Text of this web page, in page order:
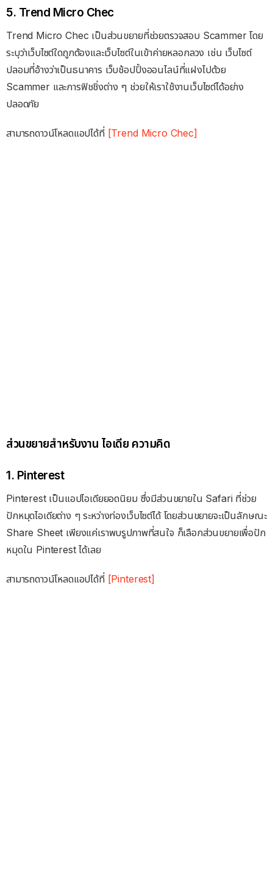
5. Trend Micro Chec
Trend Micro Chec เป็นส่วนขยายที่ช่วยตรวจสอบ Scammer โดย
ระบุว่าเว็บไซต์ใดถูกต้องและเว็บไซต์ในเข้าค่ายหลอกลวง เช่น เว็บไซต์
ปลอมที่อ้างว่าเป็นธนาคาร เว็บช้อปปิ้งออนไลน์ที่แฝงไปด้วย
Scammer และการฟิชชิ่งต่าง ๆ ช่วยให้เราใช้งานเว็บไซต์ได้อย่าง
ปลอดภัย
สามารถดาวน์โหลดแอปได้ที่ [Trend Micro Chec]
ส่วนขยายสำหรับงาน ไอเดีย ความคิด
1. Pinterest
Pinterest เป็นแอปไอเดียยอดนิยม ซึ่งมีส่วนขยายใน Safari ที่ช่วย
ปักหมุดไอเดียต่าง ๆ ระหว่างท่องเว็บไซต์ได้ โดยส่วนขยายจะเป็นลักษณะ
Share Sheet เพียงแค่เราพบรูปภาพที่สนใจ ก็เลือกส่วนขยายเพื่อปัก
หมุดใน Pinterest ได้เลย
สามารถดาวน์โหลดแอปได้ที่ [Pinterest]